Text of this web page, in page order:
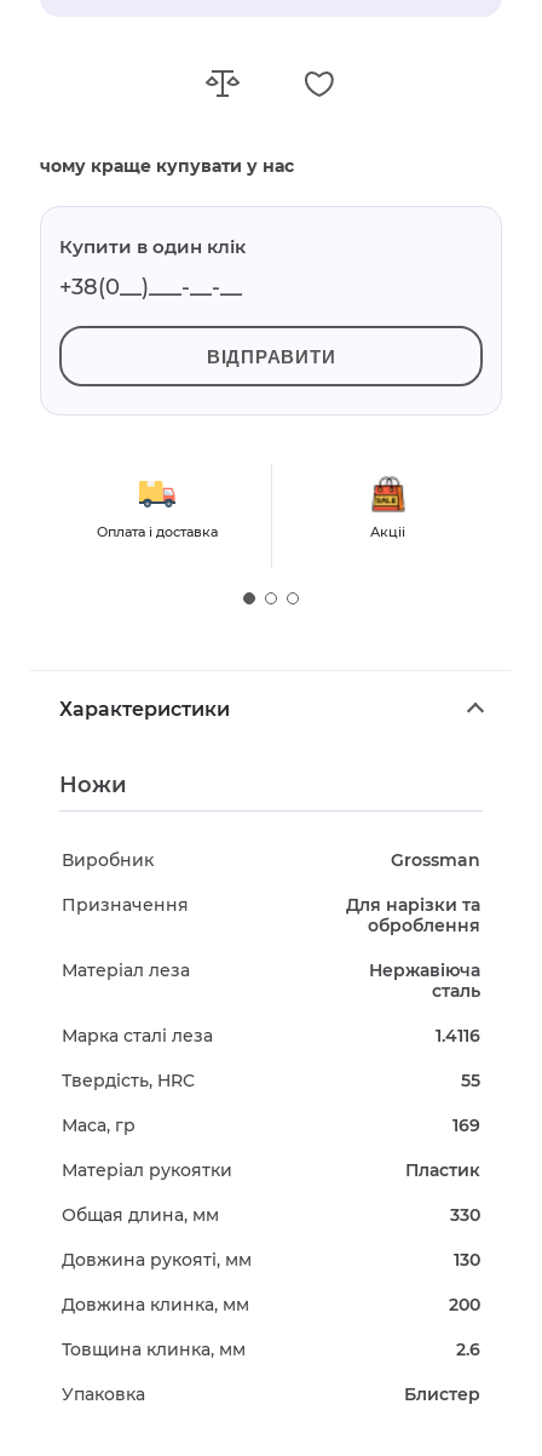
чому краще купувати у нас
Купити в один клік
ВІДПРАВИТИ
Оплата і доставка Акціі
Характеристики
Ножи
Виробник Grossman
Призначення
Для нарізки та
оброблення
Матеріал леза
Нержавіюча
сталь
Марка сталі леза 1.4116
Твердість, HRC 55
Маса, гр 169
Матеріал рукоятки Пластик
Общая длина, мм 330
Довжина рукояті, мм 130
Довжина клинка, мм 200
Товщина клинка, мм 2.6
Упаковка Блистер